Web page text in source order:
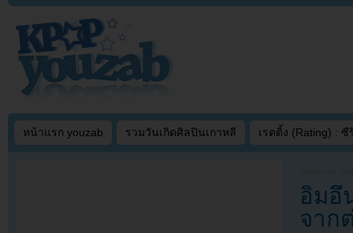
หน้าแรก youzab รวมวันเกิดศิลปินเกาหลี เรตติ้ง (Rating) : ซี
อิมอึ
จาก